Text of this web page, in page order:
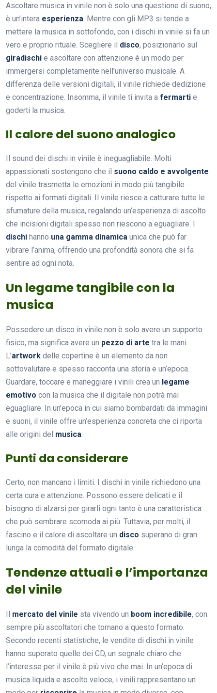
Ascoltare musica in vinile non è solo una questione di suono,
è un’intera esperienza. Mentre con gli MP3 si tende a
mettere la musica in sottofondo, con i dischi in vinile si fa un
vero e proprio rituale. Scegliere il disco, posizionarlo sul
giradischi e ascoltare con attenzione è un modo per
immergersi completamente nell’universo musicale. A
differenza delle versioni digitali, il vinile richiede dedizione
e concentrazione. Insomma, il vinile ti invita a fermarti e
goderti la musica.
Il calore del suono analogico
Il sound dei dischi in vinile è ineguagliabile. Molti
appassionati sostengono che il suono caldo e avvolgente
del vinile trasmetta le emozioni in modo più tangibile
rispetto ai formati digitali. Il vinile riesce a catturare tutte le
sfumature della musica, regalando un’esperienza di ascolto
che incisioni digitali spesso non riescono a eguagliare. I
dischi hanno una gamma dinamica unica che può far
vibrare l’anima, offrendo una profondità sonora che si fa
sentire ad ogni nota.
Un legame tangibile con la
musica
Possedere un disco in vinile non è solo avere un supporto
fisico, ma significa avere un pezzo di arte tra le mani.
L’artwork delle copertine è un elemento da non
sottovalutare e spesso racconta una storia e un’epoca.
Guardare, toccare e maneggiare i vinili crea un legame
emotivo con la musica che il digitale non potrà mai
eguagliare. In un’epoca in cui siamo bombardati da immagini
e suoni, il vinile offre un’esperienza concreta che ci riporta
alle origini del musica.
Punti da considerare
Certo, non mancano i limiti. I dischi in vinile richiedono una
certa cura e attenzione. Possono essere delicati e il
bisogno di alzarsi per girarli ogni tanto è una caratteristica
che può sembrare scomoda ai più. Tuttavia, per molti, il
fascino e il calore di ascoltare un disco superano di gran
lunga la comodità del formato digitale.
Tendenze attuali e l’importanza
del vinile
Il mercato del vinile sta vivendo un boom incredibile, con
sempre più ascoltatori che tornano a questo formato.
Secondo recenti statistiche, le vendite di dischi in vinile
hanno superato quelle dei CD, un segnale chiaro che
l’interesse per il vinile è più vivo che mai. In un’epoca di
musica liquida e ascolto veloce, i vinili rappresentano un